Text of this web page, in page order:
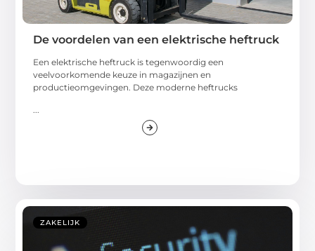
De voordelen van een elektrische heftruck
Een elektrische heftruck is tegenwoordig een
veelvoorkomende keuze in magazijnen en
productieomgevingen. Deze moderne heftrucks
...
ZAKELIJK